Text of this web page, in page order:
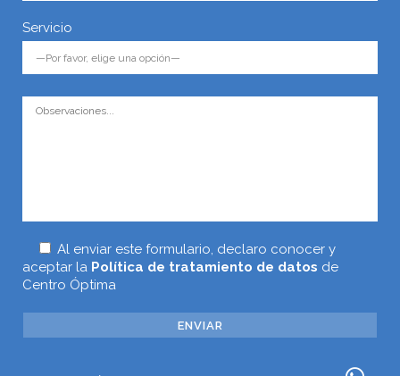
Servicio
Al enviar este formulario, declaro conocer y
aceptar la Política de tratamiento de datos de
Centro Óptima